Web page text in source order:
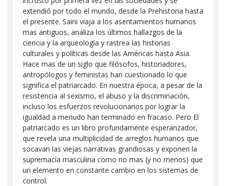
extendió por todo el mundo, desde la Prehistoria hasta
el presente. Saini viaja a los asentamientos humanos
mas antiguos, analiza los últimos hallazgos de la
ciencia y la arqueología y rastrea las historias
culturales y políticas desde las Américas hasta Asia.
Hace mas de un siglo que filósofos, historiadores,
antropólogos y feministas han cuestionado lo que
significa el patriarcado. En nuestra época, a pesar de la
resistencia al sexismo, el abuso y la discriminación,
incluso los esfuerzos revolucionarios por lograr la
igualdad a menudo han terminado en fracaso. Pero El
patriarcado es un libro profundamente esperanzador,
que revela una multiplicidad de arreglos humanos que
socavan las viejas narrativas grandiosas y exponen la
supremacía masculina como no mas (y no menos) que
un elemento en constante cambio en los sistemas de
control.